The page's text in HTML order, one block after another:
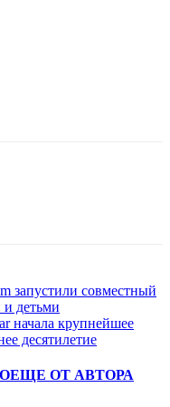
запустили совместный
и детьми
начала крупнейшее
десятилетие
ЕЩЕ ОТ АВТОРА